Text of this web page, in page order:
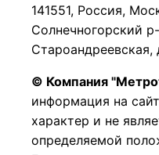
141551, Россия,
Солнечногорский
Староандреевская,
© Компания
информация на
характер и не
определяемой